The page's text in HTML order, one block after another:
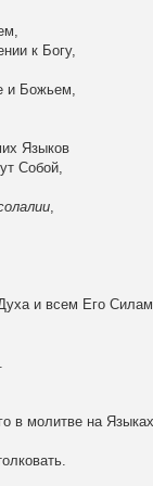
к Богу,
и Божьем,
Языков
Собой,
,
и всем Его
в молитве на